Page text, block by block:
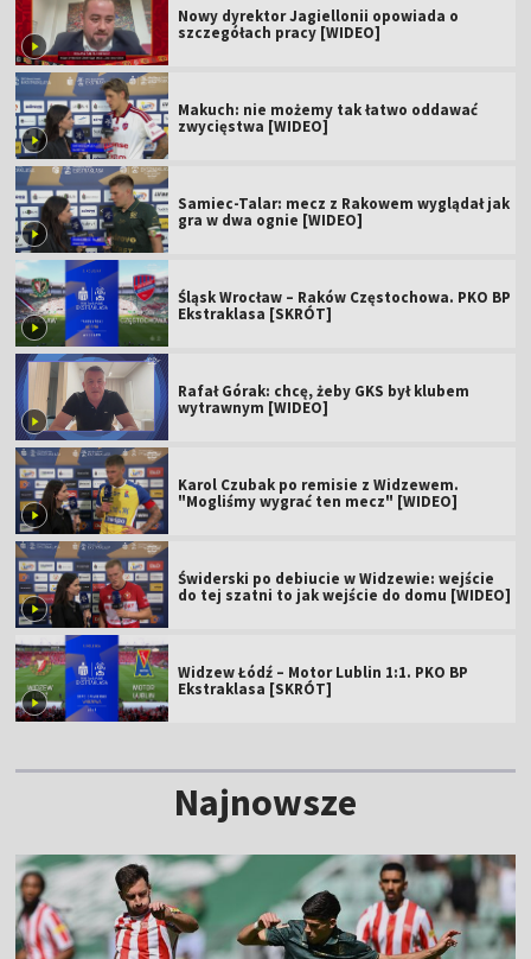
Nowy dyrektor Jagiellonii opowiada o
szczegółach pracy [WIDEO]
Makuch: nie możemy tak łatwo oddawać
zwycięstwa [WIDEO]
Samiec-Talar: mecz z Rakowem wyglądał jak
gra w dwa ognie [WIDEO]
Śląsk Wrocław – Raków Częstochowa. PKO BP
Ekstraklasa [SKRÓT]
Rafał Górak: chcę, żeby GKS był klubem
wytrawnym [WIDEO]
Karol Czubak po remisie z Widzewem.
"Mogliśmy wygrać ten mecz" [WIDEO]
Świderski po debiucie w Widzewie: wejście
do tej szatni to jak wejście do domu [WIDEO]
Widzew Łódź – Motor Lublin 1:1. PKO BP
Ekstraklasa [SKRÓT]
Najnowsze